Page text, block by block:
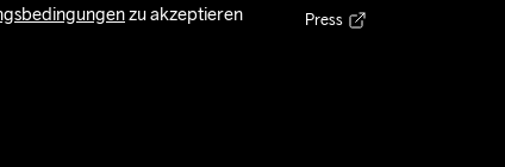
zu akzeptieren
Press